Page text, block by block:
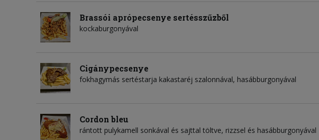
Brassói aprópecsenye sertésszűzből
kockaburgonyával
Cigánypecsenye
fokhagymás sertéstarja kakastaréj szalonnával, hasábburgonyával
Cordon bleu
rántott pulykamell sonkával és sajttal töltve, rizzsel és hasábburgonyával